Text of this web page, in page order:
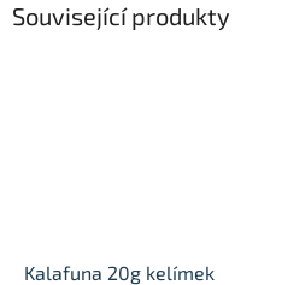
Související produkty
Kalafuna 20g kelímek